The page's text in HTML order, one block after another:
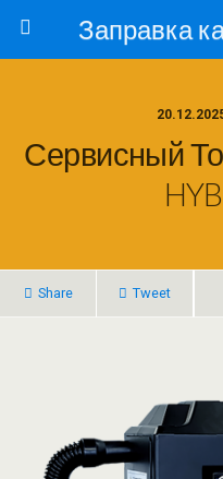
Сервисный
Share Tweet